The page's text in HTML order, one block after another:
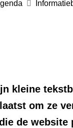
kleine
om ze
de website